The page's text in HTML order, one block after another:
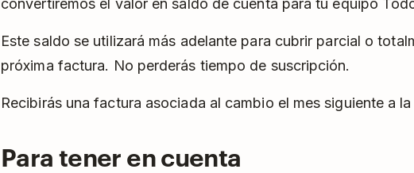
convertiremos el valor en saldo de cuenta para tu equipo
Este saldo se utilizará más adelante para cubrir parcial o
próxima factura. No perderás tiempo de suscripción.
Recibirás una factura asociada al cambio el mes siguiente a
Para tener en cuenta